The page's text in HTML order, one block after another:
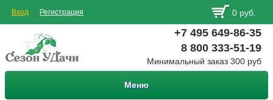
Вход Регистрация 0 руб.
+7 495 649-86-35
8 800 333-51-19
Минимальный заказ 300 руб
Меню